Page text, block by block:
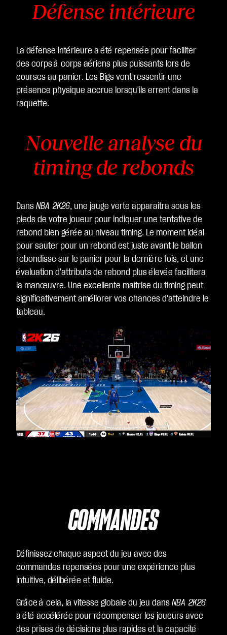
Défense intérieure
La défense intérieure a été repensée pour faciliter
des corps à corps aériens plus puissants lors de
courses au panier. Les Bigs vont ressentir une
présence physique accrue lorsqu'ils errent dans la
raquette.
Nouvelle analyse du
timing de rebonds
Dans NBA 2K26, une jauge verte apparaitra sous les
pieds de votre joueur pour indiquer une tentative de
rebond bien gérée au niveau timing. Le moment idéal
pour sauter pour un rebond est juste avant le ballon
rebondisse sur le panier pour la dernière fois, et une
évaluation d'attributs de rebond plus élevée facilitera
la manœuvre. Une excellente maitrise du timing peut
significativement améliorer vos chances d'atteindre le
tableau.
COMMANDES
Définissez chaque aspect du jeu avec des
commandes repensées pour une expérience plus
intuitive, délibérée et fluide.
Grâce à cela, la vitesse globale du jeu dans NBA 2K26
a été accélérée pour récompenser les joueurs avec
des prises de décisions plus rapides et la capacité